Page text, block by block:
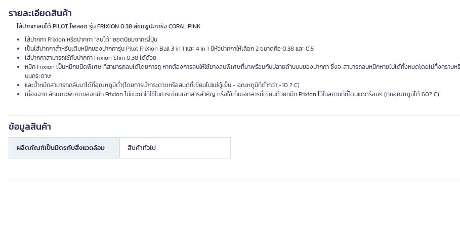
รายละเอียดสินค้า
ไส้ปากกาลบได้ PILOT ไพลอต รุ่น FRIXION 0.38 สีชมพูปะการัง CORAL PINK
ไส้ปากกาFrixion หรือปากกา“ลบได้”ยอดนิยมจากญี่ปุ่น
เป็นไส้ปากกาสำหรับเติมหมึกของปากการุ่นPilot FriXion Ball 3 in 1 และ4 in 1 มีหัวปากกาให้เลือก2ขนาดคือ0.38และ0.5
ไส้ปากกาสามารถใช้กับปากกาFrixion Slim 0.38ได้ด้วย
หมึกFrixion เป็นหมึกชนิดพิเศษ ที่สามารถลบได้โดยการถู หากต้องการลบให้ใช้ยางลบพิเศษที่มาพร้อมกับปลายด้านบนของปากกา ซึ่งจะสามารถลบหมึกหายไปได้ทั้งหมดโดยไม่ทิ้งคราบห
บนกระดาษ
และน้ําหมึกสามารถกลับมาได้ที่อุณหภูมิต่ำ(โดยการนํากระดาษหรือสมุดที่เขียนไปแช่ตู้เย็น- อุณหภูมิที่ต่ำกว่า-10 ? C)
เนื่องจาก ลักษณะพิเศษของหมึกFrixion ไม่แนะนําให้ใช้ในการเขียนเอกสารสำคัญ หรือใช้เก็บเอกสารที่เขียนด้วยหมึกFrixion ไว้ในสถานที่ที่โดนแดดร้อนๆ(ทนอุณหภูมิได้60? C)
ข้อมูลสินค้า
ผลิตภัณฑ์เป็นมิตรกับสิ่งแวดล้อม สินค้าทั่วไป